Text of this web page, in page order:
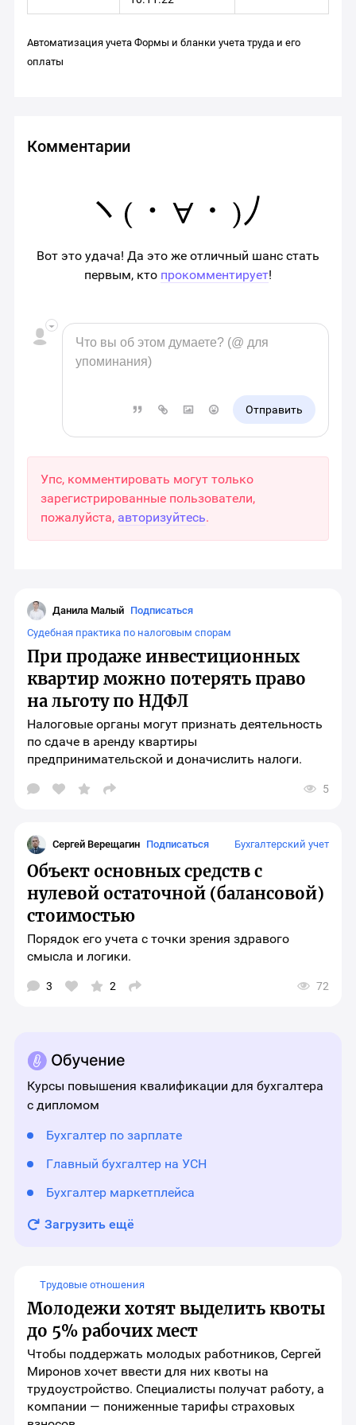
Автоматизация учета Формы и бланки учета труда и его
оплаты
Комментарии
Вот это удача! Да это же отличный шанс стать
первым, кто прокомментирует!
Отправить
Упс, комментировать могут только
зарегистрированные пользователи,
пожалуйста, авторизуйтесь.
Данила Малый Подписаться
Судебная практика по налоговым спорам
При продаже инвестиционных
квартир можно потерять право
на льготу по НДФЛ
Налоговые органы могут признать деятельность
по сдаче в аренду квартиры
предпринимательской и доначислить налоги.
Открыть
сетей
для
шаринга
материала
5
Сергей Верещагин Подписаться Бухгалтерский учет
Объект основных средств с
нулевой остаточной (балансовой)
стоимостью
Порядок его учета с точки зрения здравого
смысла и логики.
3 2
Открыть
72
Курсы повышения квалификации для бухгалтера
с дипломом
Бухгалтер по зарплате
Главный бухгалтер на УСН
Бухгалтер маркетплейса
Загрузить ещё
Трудовые отношения
Молодежи хотят выделить квоты
до 5% рабочих мест
Чтобы поддержать молодых работников, Сергей
Миронов хочет ввести для них квоты на
трудоустройство. Специалисты получат работу, а
компании — пониженные тарифы страховых